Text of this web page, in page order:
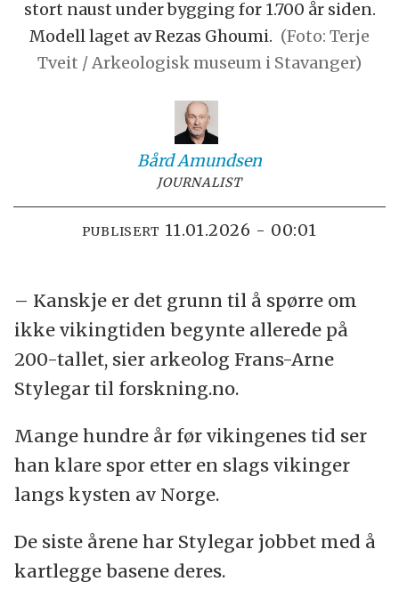
stort naust under bygging for 1.700 år siden.
Modell laget av Rezas Ghoumi. (Foto: Terje
Tveit / Arkeologisk museum i Stavanger)
BårdAmundsen
JOURNALIST
PUBLISERT 11.01.2026 - 00:01
– Kanskje er det grunn til å spørre om
ikke vikingtiden begynte allerede på
200-tallet, sier arkeolog Frans-Arne
Stylegar til forskning.no.
Mange hundre år før vikingenes tid ser
han klare spor etter en slags vikinger
langs kysten av Norge.
De siste årene har Stylegar jobbet med å
kartlegge basene deres.